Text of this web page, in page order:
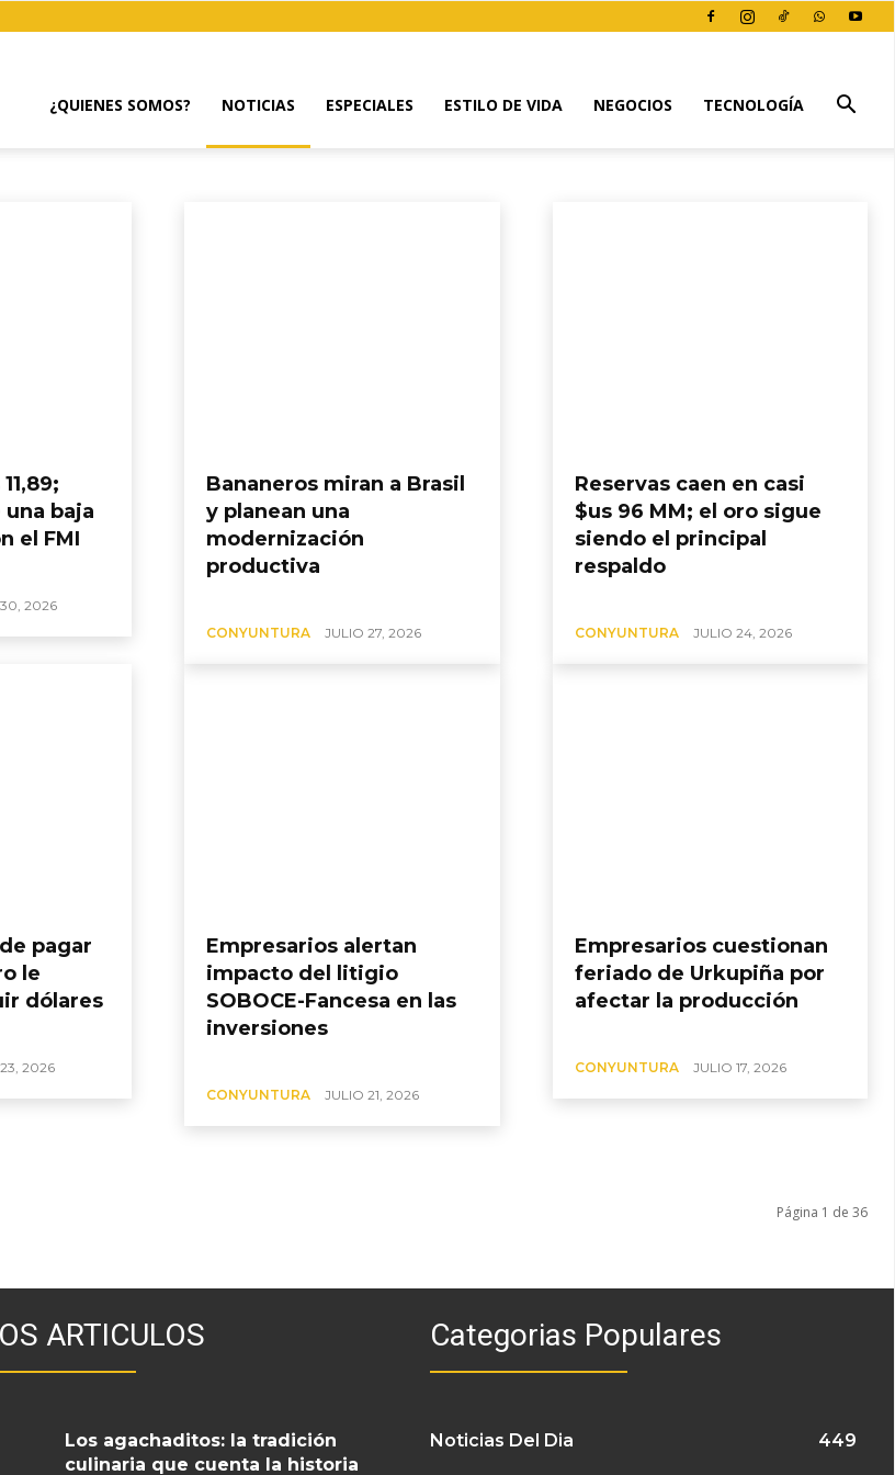
¿QUIENES SOMOS? NOTICIAS ESPECIALES ESTILO DE VIDA NEGOCIOS TECNOLOGÍA
baja
el FMI
2026
Bananeros miran a Brasil
y planean una
modernización
productiva
CONYUNTURA JULIO 27, 2026
Reservas caen en casi
$us 96 MM; el oro sigue
siendo el principal
respaldo
CONYUNTURA JULIO 24, 2026
pagar
le
dólares
2026
Empresarios alertan
impacto del litigio
SOBOCE-Fancesa en las
inversiones
CONYUNTURA JULIO 21, 2026
Empresarios cuestionan
feriado de Urkupiña por
afectar la producción
CONYUNTURA JULIO 17, 2026
Página 1 de 36
ARTICULOS
Los agachaditos: la tradición
culinaria que cuenta la historia
Categorias Populares
Noticias Del Dia 449